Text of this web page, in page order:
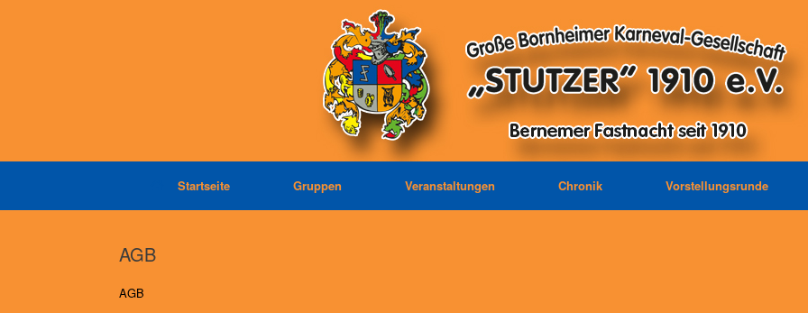
Startseite Gruppen Veranstaltungen Chronik Vorstellungsrunde
AGB
AGB